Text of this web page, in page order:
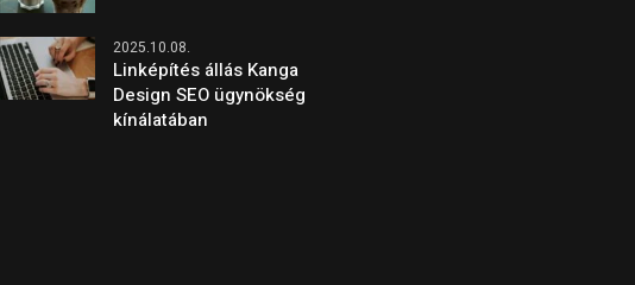
2025.10.08.
Linképítés állás Kanga
Design SEO ügynökség
kínálatában